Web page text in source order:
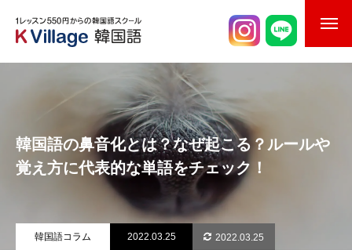
校舎案内
ご入校までの流れ
韓国語講師紹介
K Village韓国留学
韓国語の鼻音化とは？なぜ起こる？ルールや
覚え方に代表的な単語をチェック！
韓国語コラム 2022.03.25 2022.03.25